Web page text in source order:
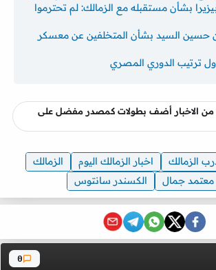
بشأن مستقبله مع الزمالك: لم تحترموا
حسين السيد بشأن المتخلفين عن معسكر
ترتيب الدوري المصري
من الاخبار أضف بطولات كمصدر مفضل على
الزمالك اخبار الزمالك اليوم
الزمالك
معتمد جمال الكسندر سانتوس
0